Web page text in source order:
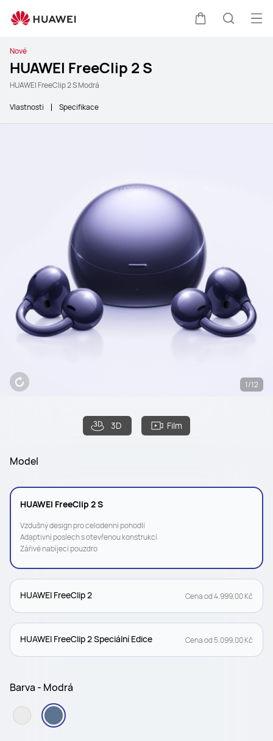
Nové
HUAWEI FreeClip 2 S
HUAWEI FreeClip 2 S Modrá
Vlastnosti Specifikace
3D Film
1/12
Model
HUAWEI FreeClip 2 S
Vzdušný design pro celodenní pohodlí
Adaptivní poslech s otevřenou konstrukcí
Zářivé nabíjecí pouzdro
HUAWEI FreeClip 2 Cena od 4.999,00 Kč
HUAWEI FreeClip 2 Speciální Edice Cena od 5.099,00 Kč
Barva - Modrá